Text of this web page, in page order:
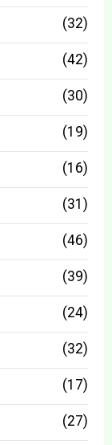
(32)
(42)
(30)
(19)
(16)
(31)
(46)
(39)
(24)
(32)
(17)
(27)